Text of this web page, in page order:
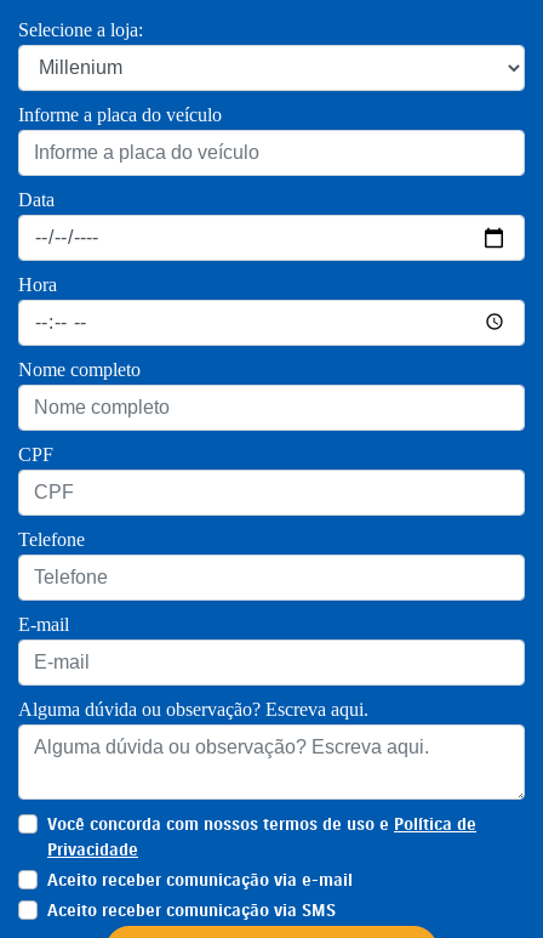
Selecione a loja:
Informe a placa do veículo
Data
Hora
Nome completo
CPF
Telefone
E-mail
Alguma dúvida ou observação? Escreva aqui.
Você concorda com nossos termos de uso e Política de
Privacidade
Aceito receber comunicação via e-mail
Aceito receber comunicação via SMS